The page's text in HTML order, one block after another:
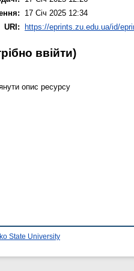
17 Січ 2025 12:34
URI:
https://eprints.zu.edu.ua/id/
ввійти)
опис ресурсу
State University